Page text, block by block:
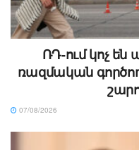
ՌԴ-ում կոչ
ռազմական
07/08/2026